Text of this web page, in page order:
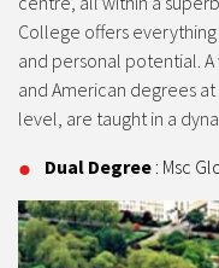
College offers
and personal potential.
and American degrees
level, are taught in a
Dual Degree : Msc